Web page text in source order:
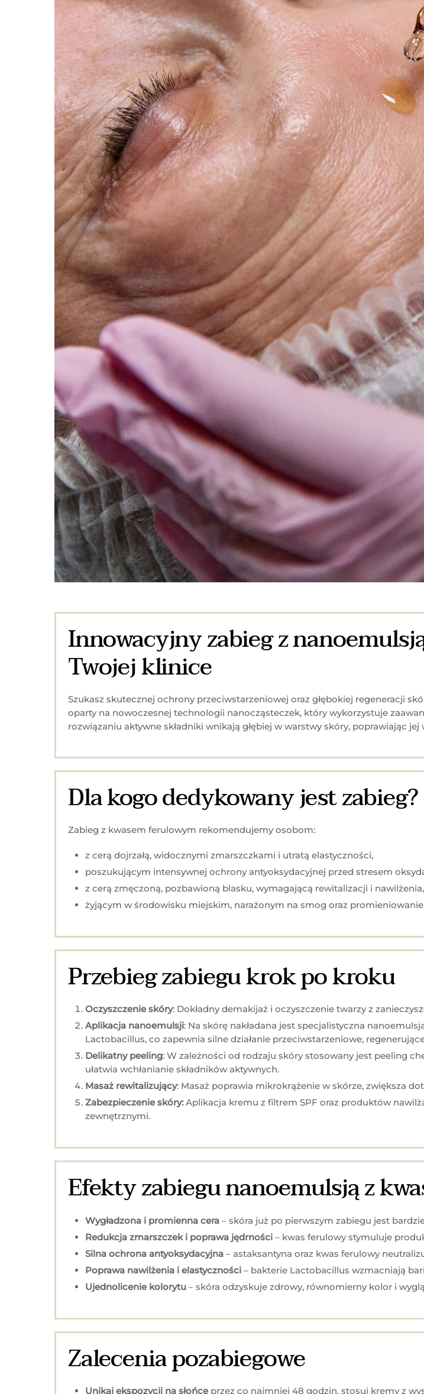
Innowacyjny zabieg z
Twojej klinice
Szukasz skutecznej ochrony przeciwstarzeniowej oraz głębokiej regeneracji
oparty na nowoczesnej technologii nanocząsteczek, który wykorzystuje
rozwiązaniu aktywne składniki wnikają głębiej w warstwy skóry, poprawiając
Dla kogo dedykowany jest zabieg?
Zabieg z kwasem ferulowym rekomendujemy osobom:
z cerą dojrzałą, widocznymi zmarszczkami i utratą elastyczności,
poszukującym intensywnej ochrony antyoksydacyjnej przed stresem
z cerą zmęczoną, pozbawioną blasku, wymagającą rewitalizacji i nawilżenia,
żyjącym w środowisku miejskim, narażonym na smog oraz promieniowanie
Przebieg zabiegu krok po kroku
Oczyszczenie skóry: Dokładny demakijaż i oczyszczenie twarzy z
Aplikacja nanoemulsji: Na skórę nakładana jest specjalistyczna
Lactobacillus, co zapewnia silne działanie przeciwstarzeniowe,
Delikatny peeling: W zależności od rodzaju skóry stosowany jest peeling
ułatwia wchłanianie składników aktywnych.
Masaż rewitalizujący: Masaż poprawia mikrokrążenie w skórze, zwiększa
Zabezpieczenie skóry:Aplikacja kremu z filtrem SPF oraz produktów
zewnętrznymi.
Efekty zabiegu nanoemulsją z
Wygładzona i promienna cera – skóra już po pierwszym zabiegu jest
Redukcja zmarszczek i poprawa jędrności – kwas ferulowy stymuluje
Silna ochrona antyoksydacyjna – astaksantyna oraz kwas ferulowy
Poprawa nawilżenia i elastyczności – bakterie Lactobacillus wzmacniają
Ujednolicenie kolorytu – skóra odzyskuje zdrowy, równomierny kolor i
Zalecenia pozabiegowe
Unikaj ekspozycji na słońce przez co najmniej 48 godzin, stosuj kremy z